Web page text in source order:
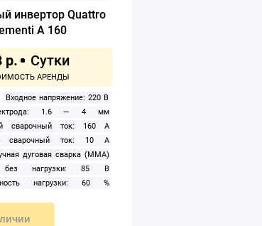
инвертор Quattro
A 160
р.
Входное напряжение: 220 В
1.6 — 4 мм
сварочный ток: 160 А
сварочный ток: 10 А
дуговая сварка (MMA)
без нагрузки: 85 В
нагрузки: 60 %